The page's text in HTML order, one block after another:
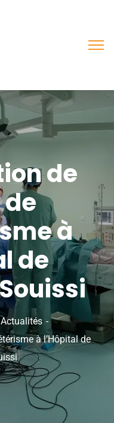
de
de
à
de
Actualités
à l’Hôpital de